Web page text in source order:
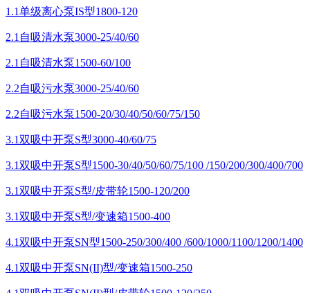
1.1单级离心泵IS型1800-120
2.1自吸清水泵3000-25/40/60
2.1自吸清水泵1500-60/100
2.2自吸污水泵3000-25/40/60
2.2自吸污水泵1500-20/30/40/50/60/75/150
3.1双吸中开泵S型3000-40/60/75
3.1双吸中开泵S型1500-30/40/50/60/75/100 /150/200/300/400/700
3.1双吸中开泵S型/皮带轮1500-120/200
3.1双吸中开泵S型/变速箱1500-400
4.1双吸中开泵SN型1500-250/300/400 /600/1000/1100/1200/1400
4.1双吸中开泵SN(II)型/变速箱1500-250